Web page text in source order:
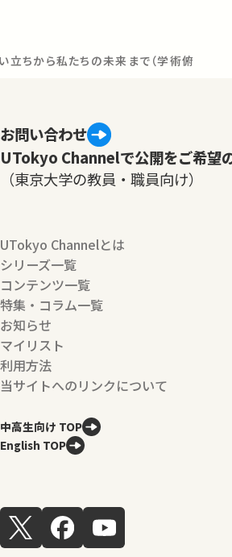
ちから私たちの未来まで（学術俯瞰講義）
お問い合わせ
UTokyo Channelで公開をご希望
（東京大学の教員・職員向け）
UTokyo Channelとは
シリーズ一覧
コンテンツ一覧
特集・コラム一覧
お知らせ
マイリスト
利用方法
当サイトへのリンクについて
中高生向け TOP
English TOP